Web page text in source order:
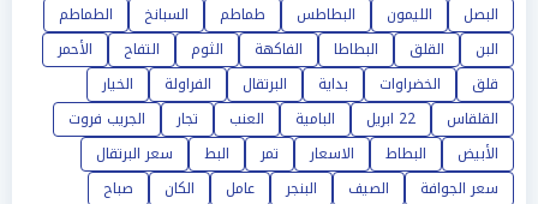
البصل
الليمون البطاطس طماطم السبانخ
الطماطم
البن
القلق البطاطا الفاكهة الثوم التفاح
الأحمر
قلق
الخضراوات بداية البرتقال الفراولة
الخيار
القلقاس
22 ابريل البامية العنب تجار
الجريب فروت
الأبيض
البطاط الاسعار تمر البط
سعر البرتقال
سعر الجوافة
الصيف البنجر عامل الكان
صباح